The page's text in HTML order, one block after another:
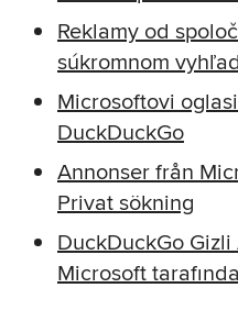
Reklamy od
súkromnom
Microsoftovi
DuckDuckGo
Annonser från
Privat sökning
DuckDuckGo
Microsoft